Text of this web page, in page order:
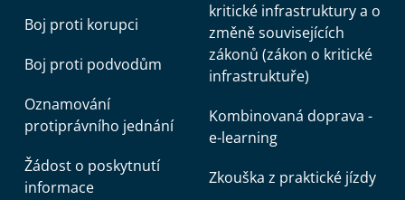
Boj proti korupci
Boj proti podvodům
Oznamování
protiprávního jednání
Žádost o poskytnutí
informace
kritické infrastruktury a o
změně souvisejících
zákonů (zákon o kritické
infrastruktuře)
Kombinovaná doprava -
e-learning
Zkouška z praktické jízdy